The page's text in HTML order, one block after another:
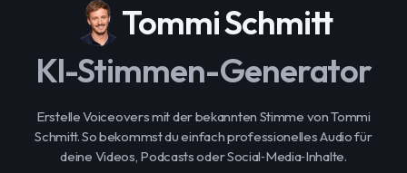
Tommi Schmitt
KI-Stimmen-Generator
Erstelle Voiceovers mit der bekannten Stimme von Tommi
Schmitt. So bekommst du einfach professionelles Audio für
deine Videos, Podcasts oder Social‑Media‑Inhalte.